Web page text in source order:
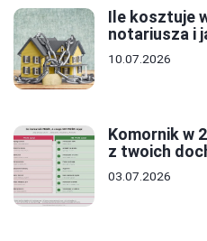
Ile kosztuje
notariusza i
10.07.2026
Komornik w
z twoich
03.07.2026